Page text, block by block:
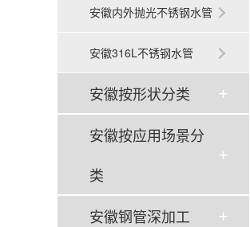
安徽内外抛光不锈钢水管
安徽316L不锈钢水管
安徽按形状分类
安徽按应用场景分
类
安徽钢管深加工